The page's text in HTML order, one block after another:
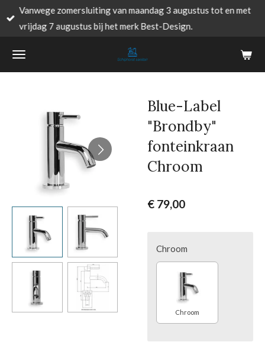
Ga
direct
de
Vanwege zomersluiting van maandag 3 augustus tot en met
vrijdag 7 augustus bij het merk Best-Design.
Blue-Label
"Brondby"
fonteinkraan
Chroom
€ 79,00
Chroom
Chroom